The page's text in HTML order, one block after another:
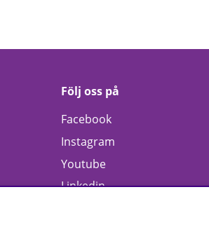
Följ oss på
Facebook
Instagram
Youtube
Linkedin